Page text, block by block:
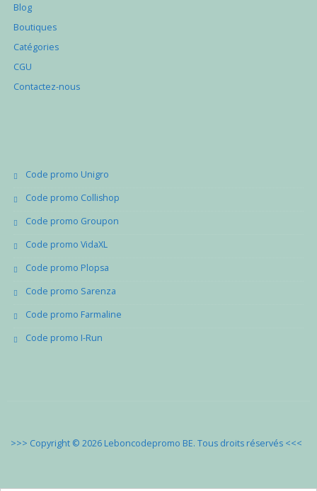
Blog
Boutiques
Catégories
CGU
Contactez-nous
Code promo Unigro
Code promo Collishop
Code promo Groupon
Code promo VidaXL
Code promo Plopsa
Code promo Sarenza
Code promo Farmaline
Code promo I-Run
>>> Copyright © 2026 Leboncodepromo BE. Tous droits réservés <<<